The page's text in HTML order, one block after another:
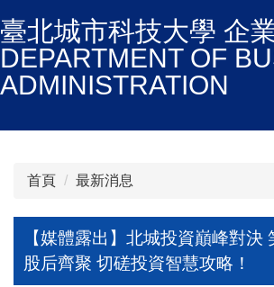
到
主
要
臺北城市科技大學 企
DEPARTMENT OF
ADMINISTRATION
首頁 最新消息
【媒體露出】北城投資巔峰對決
股后齊聚 切磋投資智慧攻略！